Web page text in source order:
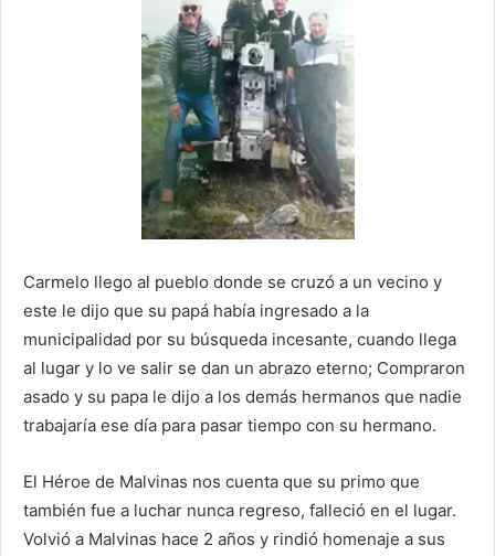
Carmelo llego al pueblo donde se cruzó a un vecino y
este le dijo que su papá había ingresado a la
municipalidad por su búsqueda incesante, cuando llega
al lugar y lo ve salir se dan un abrazo eterno; Compraron
asado y su papa le dijo a los demás hermanos que nadie
trabajaría ese día para pasar tiempo con su hermano.
El Héroe de Malvinas nos cuenta que su primo que
también fue a luchar nunca regreso, falleció en el lugar.
Volvió a Malvinas hace 2 años y rindió homenaje a sus